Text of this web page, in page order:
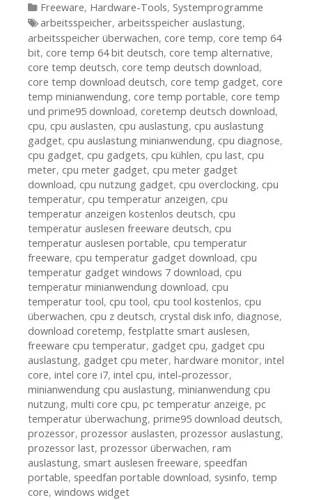
Kategorien
Freeware, Hardware-Tools, Systemprogramme
Tags
arbeitsspeicher, arbeitsspeicher auslastung,
arbeitsspeicher überwachen, core temp, core temp 64
bit, core temp 64 bit deutsch, core temp alternative,
core temp deutsch, core temp deutsch download,
core temp download deutsch, core temp gadget, core
temp minianwendung, core temp portable, core temp
und prime95 download, coretemp deutsch download,
cpu, cpu auslasten, cpu auslastung, cpu auslastung
gadget, cpu auslastung minianwendung, cpu diagnose,
cpu gadget, cpu gadgets, cpu kühlen, cpu last, cpu
meter, cpu meter gadget, cpu meter gadget
download, cpu nutzung gadget, cpu overclocking, cpu
temperatur, cpu temperatur anzeigen, cpu
temperatur anzeigen kostenlos deutsch, cpu
temperatur auslesen freeware deutsch, cpu
temperatur auslesen portable, cpu temperatur
freeware, cpu temperatur gadget download, cpu
temperatur gadget windows 7 download, cpu
temperatur minianwendung download, cpu
temperatur tool, cpu tool, cpu tool kostenlos, cpu
überwachen, cpu z deutsch, crystal disk info, diagnose,
download coretemp, festplatte smart auslesen,
freeware cpu temperatur, gadget cpu, gadget cpu
auslastung, gadget cpu meter, hardware monitor, intel
core, intel core i7, intel cpu, intel-prozessor,
minianwendung cpu auslastung, minianwendung cpu
nutzung, multi core cpu, pc temperatur anzeige, pc
temperatur überwachung, prime95 download deutsch,
prozessor, prozessor auslasten, prozessor auslastung,
prozessor last, prozessor überwachen, ram
auslastung, smart auslesen freeware, speedfan
portable, speedfan portable download, sysinfo, temp
core, windows widget